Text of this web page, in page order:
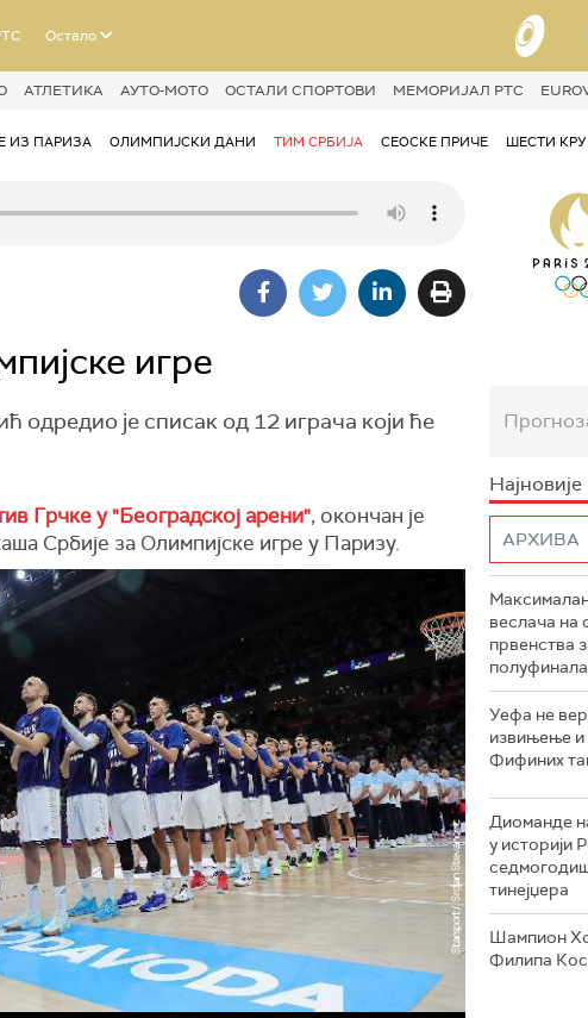
Остало
АТЛЕТИКА АУТО-МОТО ОСТАЛИ СПОРТОВИ МЕМОРИЈАЛ РТС
ИЗ ПАРИЗА ОЛИМПИЈСКИ ДАНИ ТИМ СРБИЈА СЕОСКЕ ПРИЧЕ ШЕСТИ
игре
одредио је списак од 12 играча који ће
Грчке у "Београдској арени", окончан је
Србије за Олимпијске игре у Паризу.
Најновије
веслача на
првенства
Уефа не
извињење и
Фифиних
Диоманде
у историји
тинејџера
Шампион
Филипа